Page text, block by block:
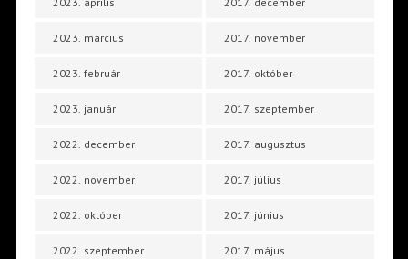
2023. március
2023. február
2023. január
2022. december
2022. november
2022. október
2022. szeptember
2017. november
2017. október
2017. szeptember
2017. augusztus
2017. július
2017. június
2017. május